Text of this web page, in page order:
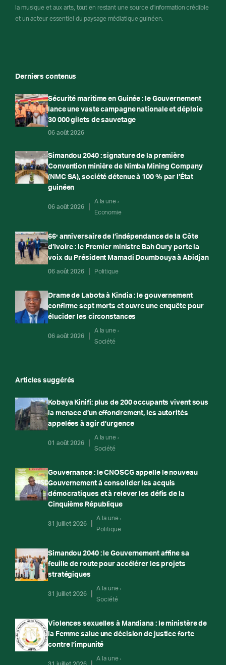
la musique et aux arts, tout en restant une source d'information crédible
et un acteur essentiel du paysage médiatique guinéen.
Derniers contenus
Sécurité maritime en Guinée : le Gouvernement
lance une vaste campagne nationale et déploie
30 000 gilets de sauvetage
06 août 2026
Simandou 2040 : signature de la première
Convention minière de Nimba Mining Company
(NMC SA), société détenue à 100 % par l’État
guinéen
06 août 2026
A la une
Economie
66ᵉ anniversaire de l’indépendance de la Côte
d’Ivoire : le Premier ministre Bah Oury porte la
voix du Président Mamadi Doumbouya à Abidjan
06 août 2026 Politique
Drame de Labota à Kindia : le gouvernement
confirme sept morts et ouvre une enquête pour
élucider les circonstances
06 août 2026
A la une
Société
Articles suggérés
Kobaya Kinifi: plus de 200 occupants vivent sous
la menace d’un effondrement, les autorités
appelées à agir d’urgence
01 août 2026
A la une
Société
Gouvernance : le CNOSCG appelle le nouveau
Gouvernement à consolider les acquis
démocratiques et à relever les défis de la
Cinquième République
31 juillet 2026
A la une
Politique
Simandou 2040 : le Gouvernement affine sa
feuille de route pour accélérer les projets
stratégiques
31 juillet 2026
A la une
Société
Violences sexuelles à Mandiana : le ministère de
la Femme salue une décision de justice forte
contre l’impunité
A la une